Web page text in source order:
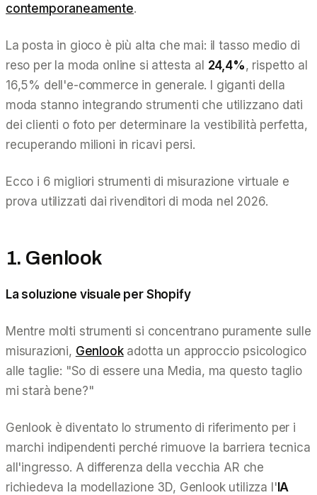
contemporaneamente.
La posta in gioco è più alta che mai: il tasso medio di
reso per la moda online si attesta al 24,4%, rispetto al
16,5% dell'e-commerce in generale. I giganti della
moda stanno integrando strumenti che utilizzano dati
dei clienti o foto per determinare la vestibilità perfetta,
recuperando milioni in ricavi persi.
Ecco i 6 migliori strumenti di misurazione virtuale e
prova utilizzati dai rivenditori di moda nel 2026.
1. Genlook
La soluzione visuale per Shopify
Mentre molti strumenti si concentrano puramente sulle
misurazioni, Genlookadotta un approccio psicologico
alle taglie: "So di essere una Media, ma questo taglio
mi starà bene?"
Genlook è diventato lo strumento di riferimento per i
marchi indipendenti perché rimuove la barriera tecnica
all'ingresso. A differenza della vecchia AR che
richiedeva la modellazione 3D, Genlook utilizza l'IA